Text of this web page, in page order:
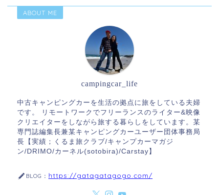
ABOUT ME
campingcar_life
中古キャンピングカーを生活の拠点に旅をしている夫婦
です。 リモートワークでフリーランスのライター&映像
クリエイターをしながら旅する暮らしをしています。某
専門誌編集長兼某キャンピングカーユーザー団体事務局
長【実績；くるま旅クラブ/キャンプカーマガジ
ン/DRIMO/カーネル(sotobira)/Carstay】
BLOG： https://gatagatagogo.com/